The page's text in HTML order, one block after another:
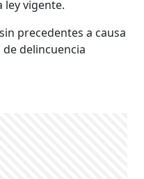
ley vigente.
precedentes a causa
delincuencia